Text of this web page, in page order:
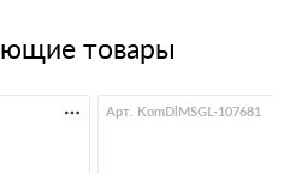
товары
Арт. KomDlMSGL-107681